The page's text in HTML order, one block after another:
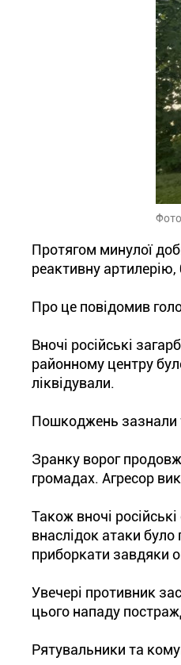
Протягом минулої
реактивну
Про це повідомив
Вночі російські
районному центру
ліквідували.
Пошкоджень зазнали
Зранку ворог
громадах. Агресор
Також вночі
внаслідок атаки
приборкати завдяки
Увечері противник
цього нападу
Рятувальники та